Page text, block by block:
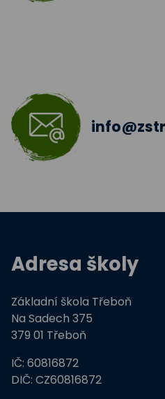
Adresa školy
Základní škola Třeboň
Na Sadech 375
379 01 Třeboň
IČ: 60816872
DIČ: CZ60816872